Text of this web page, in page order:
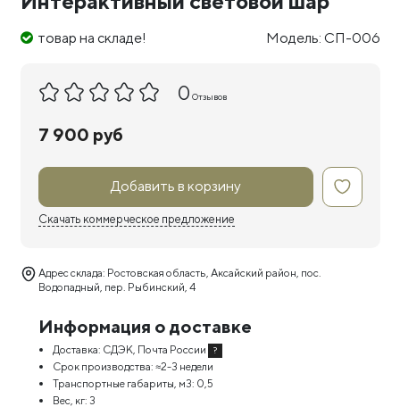
товар на складе! Модель: СП-006
0 Отзывов
7 900 руб
Добавить в корзину
Скачать коммерческое предложение
Адрес склада: Ростовская область, Аксайский район, пос.
Водопадный, пер. Рыбинский, 4
Информация о доставке
Доставка: СДЭК, Почта России ?
Срок производства: ≈2-3 недели
Транспортные габариты, м3: 0,5
Вес, кг: 3